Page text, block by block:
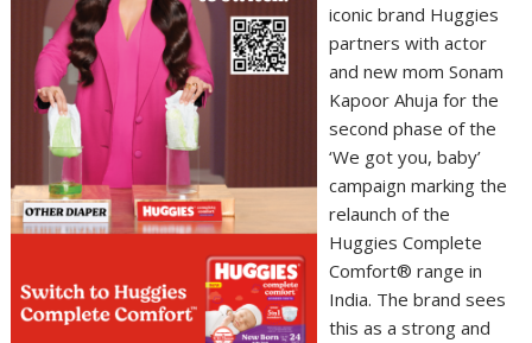
iconic brand Huggies
partners with actor
and new mom Sonam
Kapoor Ahuja for the
second phase of the
‘We got you, baby’
campaign marking the
relaunch of the
Huggies Complete
Comfort® range in
India. The brand sees
this as a strong and